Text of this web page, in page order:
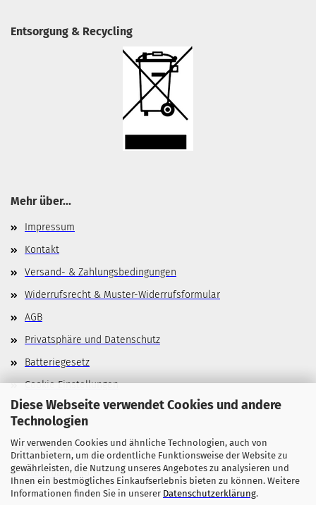
Diese Webseite verwendet Cookies und andere
Technologien
Wir verwenden Cookies und ähnliche Technologien, auch von
Drittanbietern, um die ordentliche Funktionsweise der Website zu
gewährleisten, die Nutzung unseres Angebotes zu analysieren und
Ihnen ein bestmögliches Einkaufserlebnis bieten zu können. Weitere
Informationen finden Sie in unserer Datenschutzerklärung.
Entsorgung & Recycling
Mehr über...
Impressum
Kontakt
Versand- & Zahlungsbedingungen
Widerrufsrecht & Muster-Widerrufsformular
AGB
Privatsphäre und Datenschutz
Batteriegesetz
Cookie Einstellungen
Allgemeines
Stellenangebote